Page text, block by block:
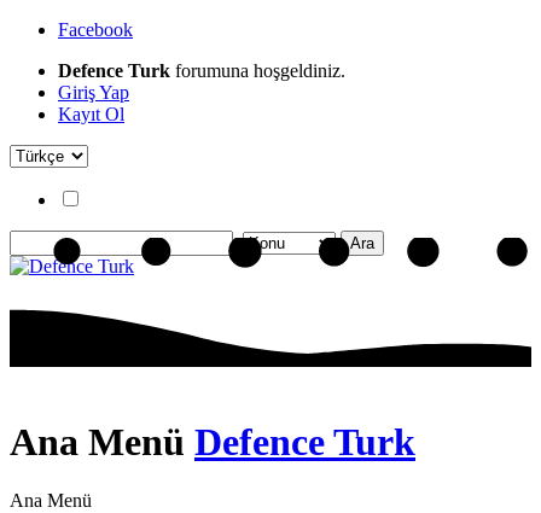
Facebook
Defence Turk forumuna hoşgeldiniz.
Giriş Yap
Kayıt Ol
Ana Menü Defence Turk
Ana Menü